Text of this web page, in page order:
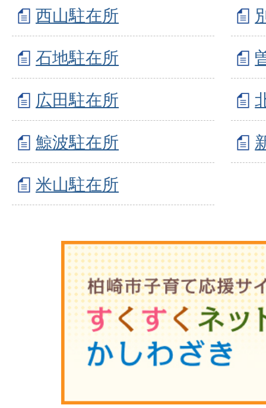
西山駐在所
石地駐在所
広田駐在所
鯨波駐在所
米山駐在所